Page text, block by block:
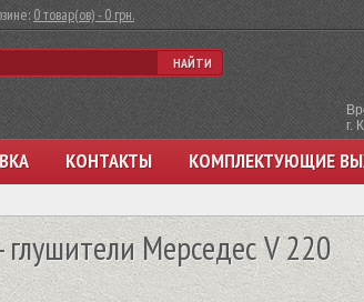
0 товар(ов) - 0 грн.
г.
НАЙТИ
КОНТАКТЫ КОМПЛЕКТУЮЩИЕ
Мерседес V 220